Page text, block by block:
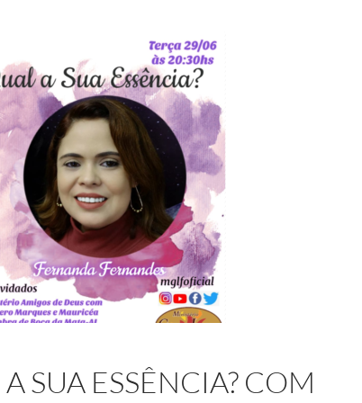
SUA ESSÊNCIA? COM